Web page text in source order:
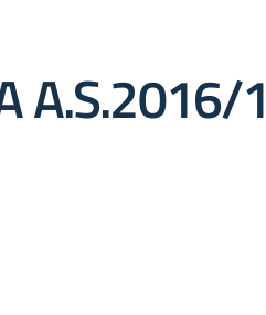
A.S.2016/